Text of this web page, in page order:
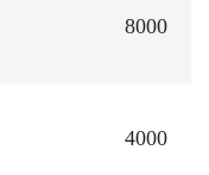
8000
4000